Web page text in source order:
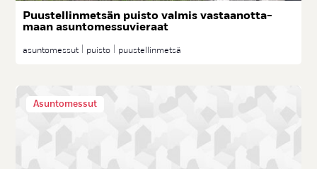
Puus­tel­lin­met­sän puis­to val­mis vas­taa­not­ta­
maan asun­to­mes­su­vie­raat
asuntomessut puisto puustellinmetsä
Asuntomessut